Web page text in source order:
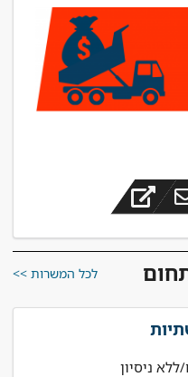
לכל המשרות >>
ללא ניסיון